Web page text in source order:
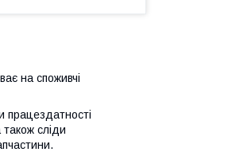
на споживчі
працездатності
також сліди